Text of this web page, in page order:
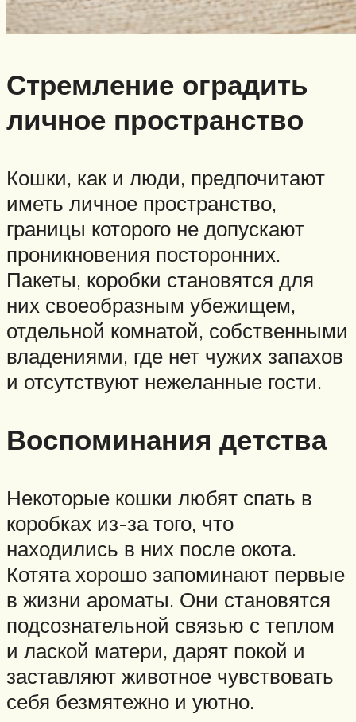
Стремление оградить
личное пространство
Кошки, как и люди, предпочитают
иметь личное пространство,
границы которого не допускают
проникновения посторонних.
Пакеты, коробки становятся для
них своеобразным убежищем,
отдельной комнатой, собственными
владениями, где нет чужих запахов
и отсутствуют нежеланные гости.
Воспоминания детства
Некоторые кошки любят спать в
коробках из-за того, что
находились в них после окота.
Котята хорошо запоминают первые
в жизни ароматы. Они становятся
подсознательной связью с теплом
и лаской матери, дарят покой и
заставляют животное чувствовать
себя безмятежно и уютно.